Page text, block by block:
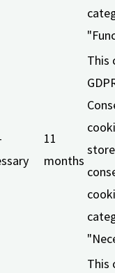
11
months
This
This